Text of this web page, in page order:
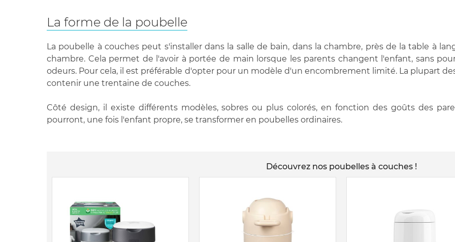
La forme de la poubelle
La poubelle à couches peut s'installer dans la salle de bain, dans la chambre, près de la table à
chambre. Cela permet de l'avoir à portée de main lorsque les parents changent l'enfant, sans
odeurs. Pour cela, il est préférable d'opter pour un modèle d'un encombrement limité. La plupart
contenir une trentaine de couches.
Côté design, il existe différents modèles, sobres ou plus colorés, en fonction des goûts des
pourront, une fois l'enfant propre, se transformer en poubelles ordinaires.
Découvrez nos poubelles à couches !